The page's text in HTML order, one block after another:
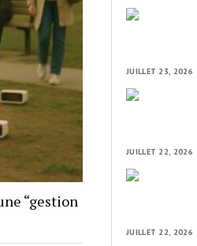
“gestion
JUILLET 23, 2026
JUILLET 22, 2026
JUILLET 22, 2026